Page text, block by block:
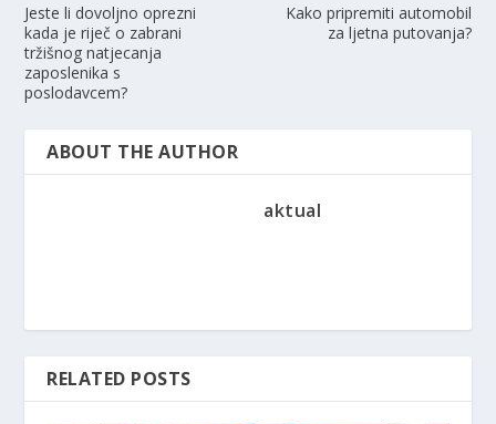
Jeste li dovoljno oprezni
kada je riječ o zabrani
tržišnog natjecanja
zaposlenika s
poslodavcem?
Kako pripremiti automobil
za ljetna putovanja?
ABOUT THE AUTHOR
aktual
RELATED POSTS